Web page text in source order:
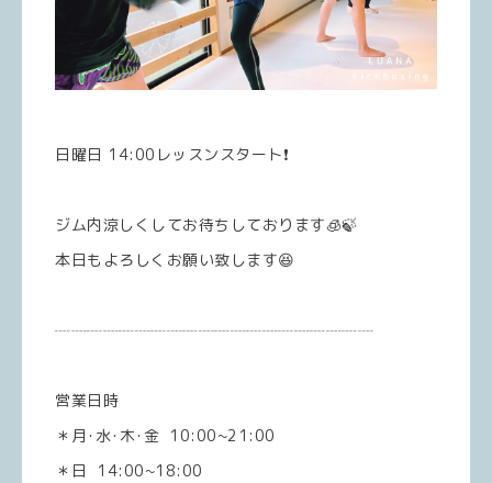
日曜日 14:00レッスンスタート❗️
ジム内涼しくしてお待ちしております🧊🍃
本日もよろしくお願い致します😆
┈┈┈┈┈┈┈┈┈┈┈┈┈┈┈┈┈┈┈┈
営業日時
＊月･水･木･金 10:00~21:00
＊日 14:00~18:00